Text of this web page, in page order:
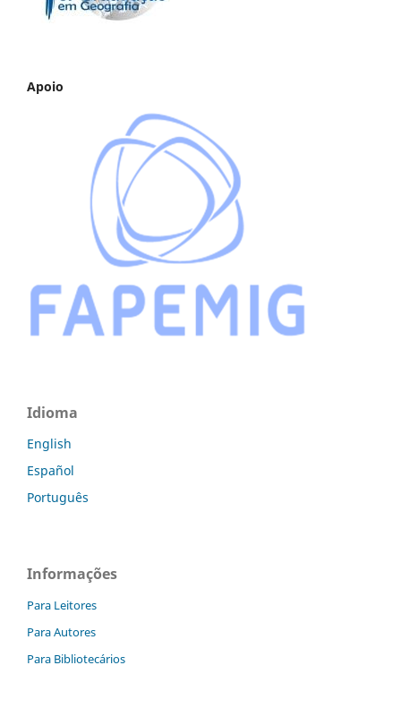
Apoio
Idioma
English
Español
Português
Informações
Para Leitores
Para Autores
Para Bibliotecários